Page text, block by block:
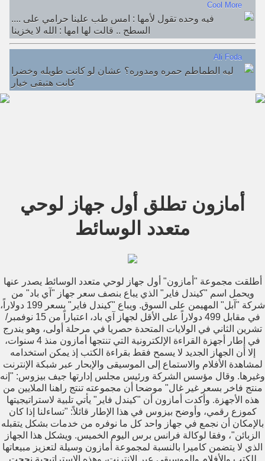
Cool More
.... فيه وحده تقول لأمها : امس طب علينا حرامي على
السطح .. قالت لها امها : الله لا يخزينا
Ali Foda
ليه الطماطم حمره ومدوره؟ عشان لو كانت طويله وخضرا
كانت هتبقى خيار
أمازون تطلق أول جهاز لوحي
متعدد الوسائط
أطلقت مجموعة "أمازون" أول جهاز لوحي متعدد الوسائط يصدر عنها
ويحمل اسم "كيندل فاير" الذي يباع بنصف سعر جهاز "آي باد" من
شركة "آبل" المهيمن على السوق. ويباع "كيندل فاير" بسعر 199 دولاراً،
في مقابل 499 دولاراً على الأقل لجهاز آي باد، اعتباراً من 15 نوفمبر/
تشرين الثاني في الولايات المتحدة حصريا في مرحلة أولى، وهو يندرج
في إطار أجهزة القراءة الإلكترونية التي تنتجها أمازون منذ 4 سنوات،
إلا أن الجهاز الجديد لا يسمح فقط بقراءة الكتب إذ يمكن استخدامه
لمشاهدة الأفلام والاستماع إلى الموسيقى والإبحار عبر شبكة الإنترنت
وغيرها. وقال مؤسس الشركة ورئيس مجلس إدارتها جيف بيزوس: "إنه
منتج فاخر بسعر غير غال" موضحا أن مجموعته تنتج راهنا الملايين من
هذه الأجهزة. وأكدت أمازون أن "كيندل فاير" يأتي تلبية لاستراتيجيتها
كموزع رقمي، وأوضح بيزوس في هذا الإطار قائلاً: "تساءلنا إذا كان
بالإمكان أن نجمع في جهاز واحد كل ما نوفره من خدمات بشكل يتقبله
الزبائن"، وفقا لوكالة فرانس برس اليوم الخميس. ويشكل هذا الجهاز
الذي لا يتضمن كاميرا بالنسبة لمجموعة أمازون وسيلة لتعزيز مبيعاتها
للكتب والأفلام والموسيقى عبر الإنترنت، وهذه الاستراتيجية نجحت